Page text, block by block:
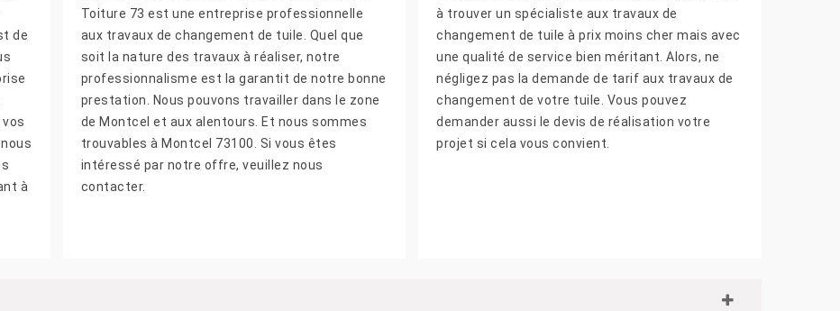
de
à
Toiture 73 est une entreprise professionnelle
aux travaux de changement de tuile. Quel que
soit la nature des travaux à réaliser, notre
professionnalisme est la garantit de notre bonne
prestation. Nous pouvons travailler dans le zone
de Montcel et aux alentours. Et nous sommes
trouvables à Montcel 73100. Si vous êtes
intéressé par notre offre, veuillez nous
contacter.
à trouver un spécialiste aux travaux de
changement de tuile à prix moins cher mais avec
une qualité de service bien méritant. Alors, ne
négligez pas la demande de tarif aux travaux de
changement de votre tuile. Vous pouvez
demander aussi le devis de réalisation votre
projet si cela vous convient.